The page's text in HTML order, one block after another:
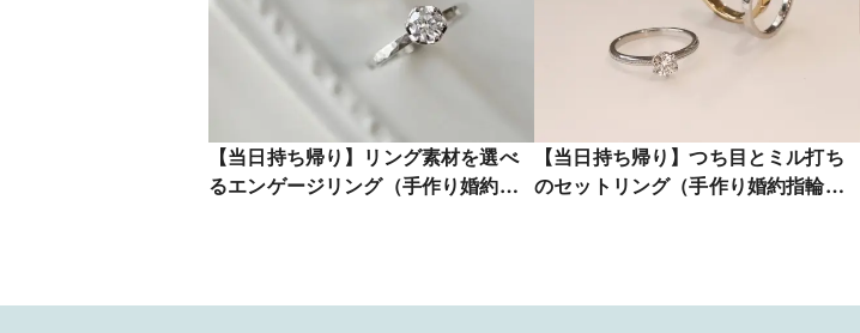
【当日持ち帰り】リング素材を選べ
るエンゲージリング（手作り婚約指
【当日持ち帰り】つち目とミル打ち
のセットリング（手作り婚約指輪・